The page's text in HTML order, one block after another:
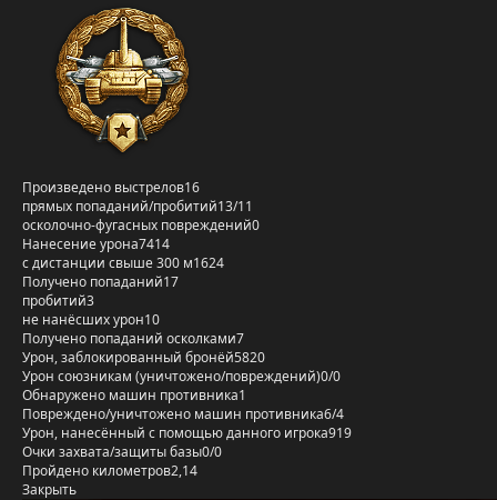
Произведено выстрелов16
прямых попаданий/пробитий13/11
осколочно-фугасных повреждений0
Нанесение урона7414
с дистанции свыше 300 м1624
Получено попаданий17
пробитий3
не нанёсших урон10
Получено попаданий осколками7
Урон, заблокированный бронёй5820
Урон союзникам (уничтожено/повреждений)0/0
Обнаружено машин противника1
Повреждено/уничтожено машин противника6/4
Урон, нанесённый с помощью данного игрока919
Очки захвата/защиты базы0/0
Пройдено километров2,14
Закрыть